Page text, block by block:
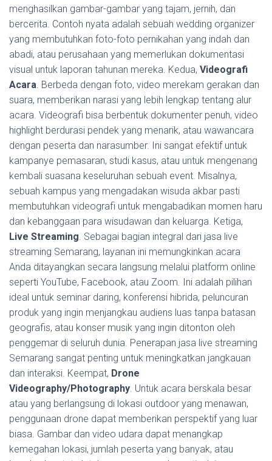
menghasilkan gambar-gambar yang tajam, jernih, dan
bercerita. Contoh nyata adalah sebuah wedding organizer
yang membutuhkan foto-foto pernikahan yang indah dan
abadi, atau perusahaan yang memerlukan dokumentasi
visual untuk laporan tahunan mereka. Kedua, Videografi
Acara. Berbeda dengan foto, video merekam gerakan dan
suara, memberikan narasi yang lebih lengkap tentang alur
acara. Videografi bisa berbentuk dokumenter penuh, video
highlight berdurasi pendek yang menarik, atau wawancara
dengan peserta dan narasumber. Ini sangat efektif untuk
kampanye pemasaran, studi kasus, atau untuk mengenang
kembali suasana keseluruhan sebuah event. Misalnya,
sebuah kampus yang mengadakan wisuda akbar pasti
membutuhkan videografi untuk mengabadikan momen haru
dan kebanggaan para wisudawan dan keluarga. Ketiga,
Live Streaming. Sebagai bagian integral dari jasa live
streaming Semarang, layanan ini memungkinkan acara
Anda ditayangkan secara langsung melalui platform online
seperti YouTube, Facebook, atau Zoom. Ini adalah pilihan
ideal untuk seminar daring, konferensi hibrida, peluncuran
produk yang ingin menjangkau audiens luas tanpa batasan
geografis, atau konser musik yang ingin ditonton oleh
penggemar di seluruh dunia. Penerapan jasa live streaming
Semarang sangat penting untuk meningkatkan jangkauan
dan interaksi. Keempat, Drone
Videography/Photography. Untuk acara berskala besar
atau yang berlangsung di lokasi outdoor yang menawan,
penggunaan drone dapat memberikan perspektif yang luar
biasa. Gambar dan video udara dapat menangkap
kemegahan lokasi, jumlah peserta yang banyak, atau